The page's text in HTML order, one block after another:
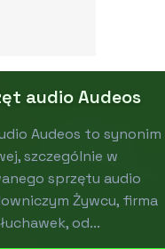
audio Audeos
Audeos to synonim
szczególnie w
sprzętu audio
Żywcu, firma
od...